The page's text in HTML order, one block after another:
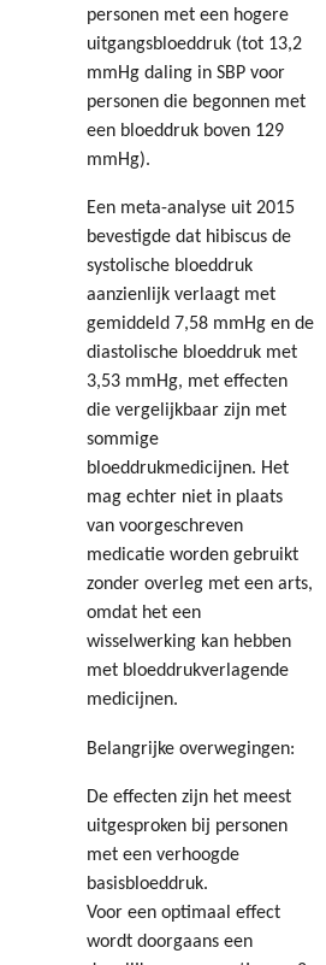
personen met een hogere
uitgangsbloeddruk (tot 13,2
mmHg daling in SBP voor
personen die begonnen met
een bloeddruk boven 129
mmHg).
Een meta-analyse uit 2015
bevestigde dat hibiscus de
systolische bloeddruk
aanzienlijk verlaagt met
gemiddeld 7,58 mmHg en de
diastolische bloeddruk met
3,53 mmHg, met effecten
die vergelijkbaar zijn met
sommige
bloeddrukmedicijnen. Het
mag echter niet in plaats
van voorgeschreven
medicatie worden gebruikt
zonder overleg met een arts,
omdat het een
wisselwerking kan hebben
met bloeddrukverlagende
medicijnen.
Belangrijke overwegingen:
De effecten zijn het meest
uitgesproken bij personen
met een verhoogde
basisbloeddruk.
Voor een optimaal effect
wordt doorgaans een